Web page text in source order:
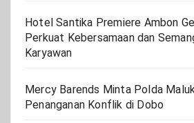
Hotel Santika Premiere Ambon
Perkuat Kebersamaan dan
Karyawan
Mercy Barends Minta Polda
Penanganan Konflik di Dobo